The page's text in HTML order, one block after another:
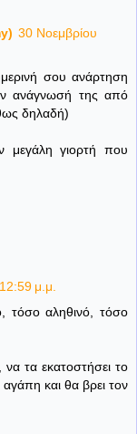
30 Νοεμβρίου
σου ανάρτηση
ανάγνωσή της από
δηλαδή)
μεγάλη γιορτή που
μ.μ.
τόσο αληθινό, τόσο
τα εκατοστήσει το
αγάπη και θα βρει τον